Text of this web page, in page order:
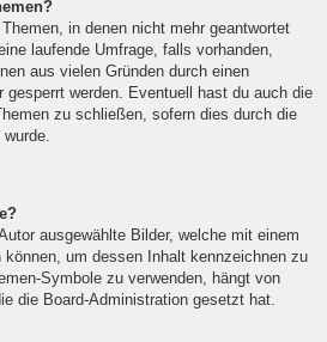
in denen nicht mehr geantwortet
laufende Umfrage, falls vorhanden,
aus vielen Gründen durch einen
gesperrt werden. Eventuell hast du auch die
zu schließen, sofern dies durch die
ausgewählte Bilder, welche mit einem
können, um dessen Inhalt kennzeichnen zu
Symbole zu verwenden, hängt von
die Board-Administration gesetzt hat.